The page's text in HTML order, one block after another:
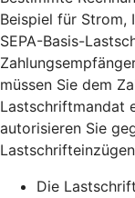
Beispiel für Strom,
SEPA-Basis-
müssen Sie dem
Lastschriftmandat
autorisieren Sie
Die